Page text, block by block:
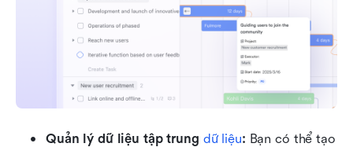
Quản lý dữ liệu tập trung dữ liệu: Bạn có thể tạo